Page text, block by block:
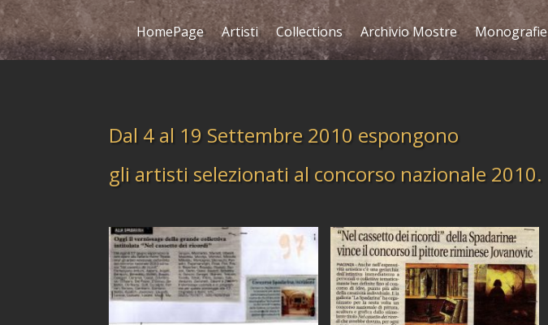
HomePage Artisti Collections Archivio Mostre Monografie
Dal 4 al 19 Settembre 2010 espongono
gli artisti selezionati al concorso nazionale 2010.